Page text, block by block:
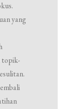
yang
topik-